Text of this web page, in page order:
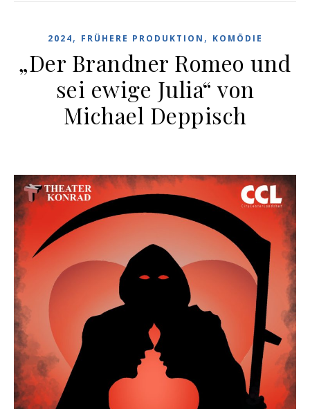
2024, FRÜHERE PRODUKTION , KOMÖDIE
„Der Brandner Romeo und
sei ewige Julia“ von
Michael Deppisch